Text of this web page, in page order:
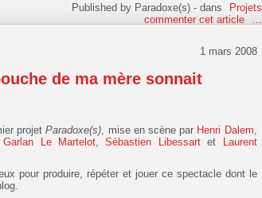
Published by Paradoxe(s) -dans
Projets
commenter cet article
1 mars 2008
de ma mère sonnait
projetParadoxe(s) , mise en scène par Henri Dalem
Garlan Le Martelot Sébastien Libessart et
Laurent
pour produire, répéter et jouer ce spectacle dont le